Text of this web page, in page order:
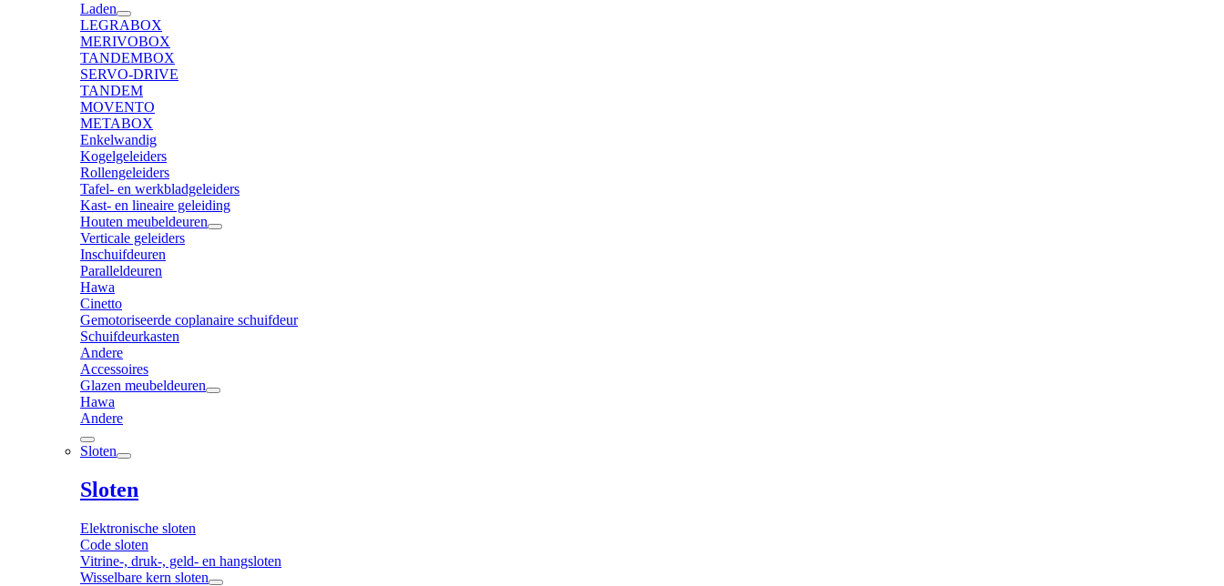
Laden
LEGRABOX
MERIVOBOX
TANDEMBOX
SERVO-DRIVE
TANDEM
MOVENTO
METABOX
Enkelwandig
Kogelgeleiders
Rollengeleiders
Tafel- en werkbladgeleiders
Kast- en lineaire geleiding
Houten meubeldeuren
Verticale geleiders
Inschuifdeuren
Paralleldeuren
Hawa
Cinetto
Gemotoriseerde coplanaire schuifdeur
Schuifdeurkasten
Andere
Accessoires
Glazen meubeldeuren
Hawa
Andere
Sloten
Sloten
Elektronische sloten
Code sloten
Vitrine-, druk-, geld- en hangsloten
Wisselbare kern sloten